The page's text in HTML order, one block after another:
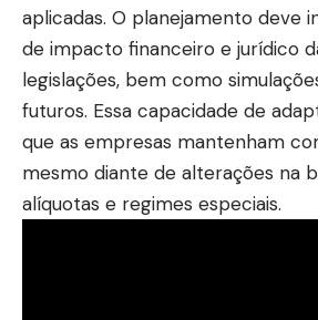
aplicadas. O planejamento deve
de impacto financeiro e jurídico
legislações, bem como
futuros. Essa capacidade de
que as empresas mantenham
mesmo diante de alterações na
alíquotas e regimes especiais.